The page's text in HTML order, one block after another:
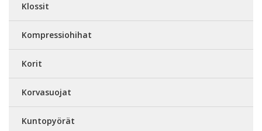
Klossit
Kompressiohihat
Korit
Korvasuojat
Kuntopyörät